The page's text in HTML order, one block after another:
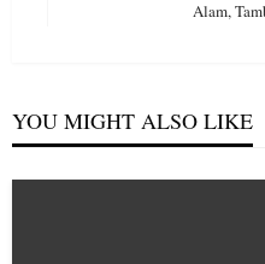
Alam,
YOU MIGHT ALSO LIKE